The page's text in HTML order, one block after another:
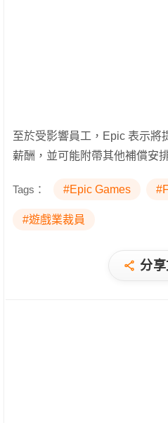
至於受影響員工，Epic 表示將
薪酬，並可能附帶其他補償安
Tags： #Epic Games
#遊戲業裁員
分